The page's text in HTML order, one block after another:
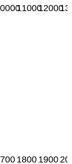
1100012000
1800 1900